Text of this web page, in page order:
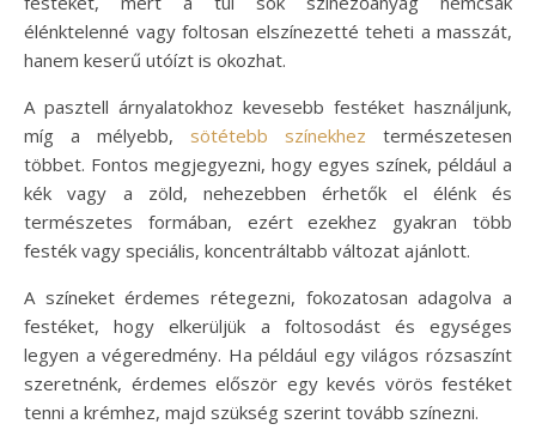
élénktelenné vagy foltosan elszínezetté teheti a masszát,
hanem keserű utóízt is okozhat.
A pasztell árnyalatokhoz kevesebb festéket használjunk,
míg a mélyebb, sötétebb színekhez természetesen
többet. Fontos megjegyezni, hogy egyes színek, például a
kék vagy a zöld, nehezebben érhetők el élénk és
természetes formában, ezért ezekhez gyakran több
festék vagy speciális, koncentráltabb változat ajánlott.
A színeket érdemes rétegezni, fokozatosan adagolva a
festéket, hogy elkerüljük a foltosodást és egységes
legyen a végeredmény. Ha például egy világos rózsaszínt
szeretnénk, érdemes először egy kevés vörös festéket
tenni a krémhez, majd szükség szerint tovább színezni.